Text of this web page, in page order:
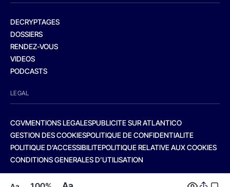
DECRYPTAGES
DOSSIERS
RENDEZ-VOUS
VIDEOS
PODCASTS
LEGAL
CGVMENTIONS LEGALESPUBLICITE SUR ATLANTICO
GESTION DES COOKIESPOLITIQUE DE CONFIDENTIALITE
POLITIQUE D’ACCESSIBILITEPOLITIQUE RELATIVE AUX COOKIES
CONDITIONS GENERALES D’UTILISATION